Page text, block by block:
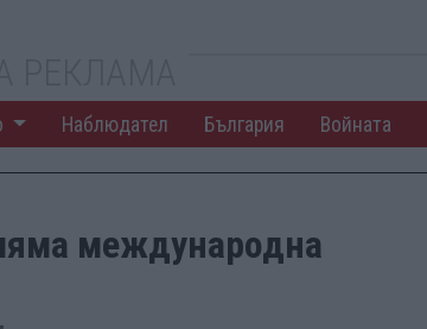
Наблюдател България Войната
международна